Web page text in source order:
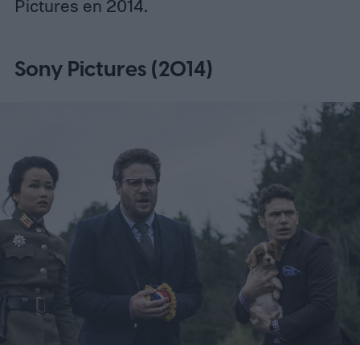
Pictures en 2014.
Sony Pictures (2014)